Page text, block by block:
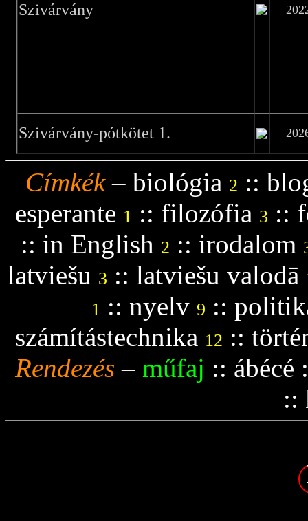
Szivárvány
Szivárvány-pótkötet 1.
Címkék– biológia 2 ::
esperante 1 :: filozófia 3 ::
:: in English 2 :: irodalom
latviešu 3 :: latviešu valodā
1 :: nyelv 9 ::
számítástechnika 12 ::
Rendezés – műfaj :: ábécé
::